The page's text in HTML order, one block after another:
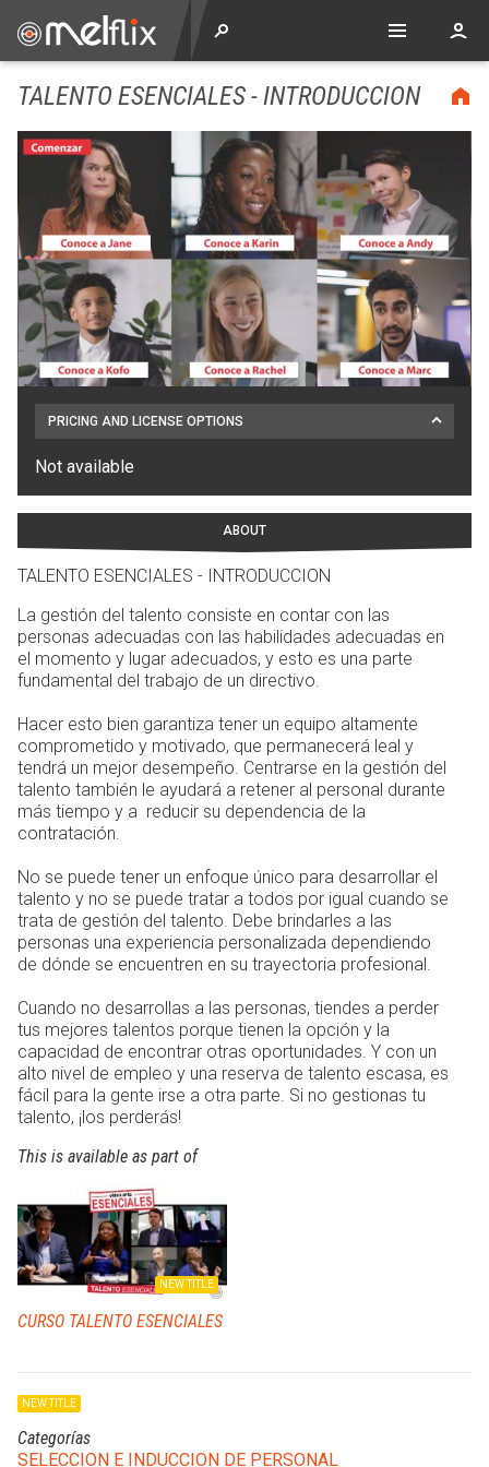
TALENTO ESENCIALES - INTRODUCCION
PRICING AND LICENSE OPTIONS
Not available
ABOUT
TALENTO ESENCIALES - INTRODUCCION
La gestión del talento consiste en contar con las
personas adecuadas con las habilidades adecuadas en
el momento y lugar adecuados, y esto es una parte
fundamental del trabajo de un directivo.
Hacer esto bien garantiza tener un equipo altamente
comprometido y motivado, que permanecerá leal y
tendrá un mejor desempeño. Centrarse en la gestión del
talento también le ayudará a retener al personal durante
más tiempo y a reducir su dependencia de la
contratación.
No se puede tener un enfoque único para desarrollar el
talento y no se puede tratar a todos por igual cuando se
trata de gestión del talento. Debe brindarles a las
personas una experiencia personalizada dependiendo
de dónde se encuentren en su trayectoria profesional.
Cuando no desarrollas a las personas, tiendes a perder
tus mejores talentos porque tienen la opción y la
capacidad de encontrar otras oportunidades. Y con un
alto nivel de empleo y una reserva de talento escasa, es
fácil para la gente irse a otra parte. Si no gestionas tu
talento, ¡los perderás!
This is available as part of
CURSO TALENTO ESENCIALES
NEW TITLE
NEW TITLE
Categorías
SELECCION E INDUCCION DE PERSONAL